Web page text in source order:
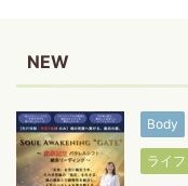
NEW
Body
ライ